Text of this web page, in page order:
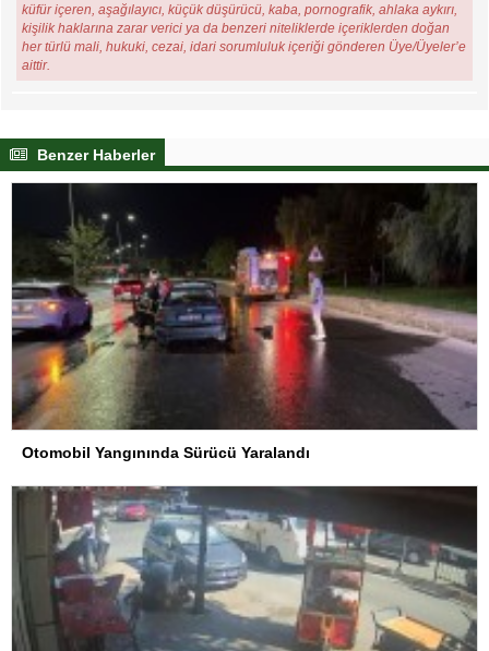
küfür içeren, aşağılayıcı, küçük düşürücü, kaba, pornografik, ahlaka aykırı,
kişilik haklarına zarar verici ya da benzeri niteliklerde içeriklerden doğan
her türlü mali, hukuki, cezai, idari sorumluluk içeriği gönderen Üye/Üyeler’e
aittir.
Benzer Haberler
Otomobil Yangınında Sürücü Yaralandı